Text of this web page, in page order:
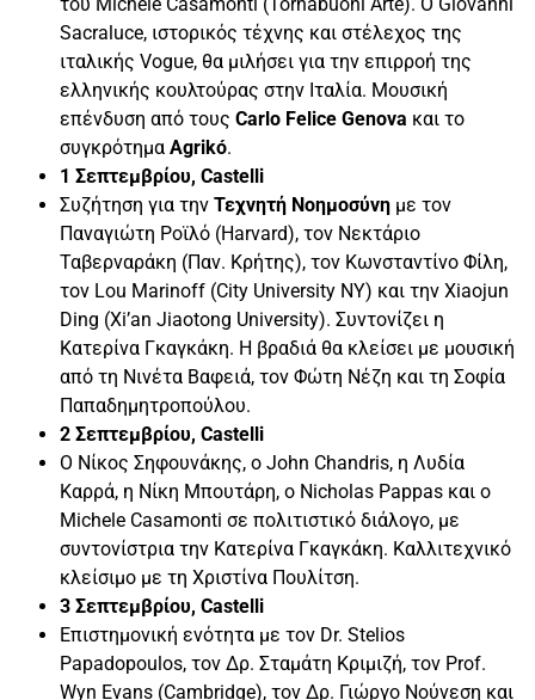
Sacraluce, ιστορικός τέχνης και στέλεχος της
ιταλικής Vogue, θα μιλήσει για την επιρροή της
ελληνικής κουλτούρας στην Ιταλία. Μουσική
επένδυση από τους Carlo Felice Genova και το
συγκρότημα Agrikó.
1 Σεπτεμβρίου, Castelli
Συζήτηση για την Τεχνητή Νοημοσύνη με τον
Παναγιώτη Ροϊλό (Harvard), τον Νεκτάριο
Ταβερναράκη (Παν. Κρήτης), τον Κωνσταντίνο Φίλη,
τον Lou Marinoff (City University NY) και την Xiaojun
Ding (Xi’an Jiaotong University). Συντονίζει η
Κατερίνα Γκαγκάκη. Η βραδιά θα κλείσει με μουσική
από τη Νινέτα Βαφειά, τον Φώτη Νέζη και τη Σοφία
Παπαδημητροπούλου.
2 Σεπτεμβρίου, Castelli
Ο Νίκος Σηφουνάκης, ο John Chandris, η Λυδία
Καρρά, η Νίκη Μπουτάρη, ο Nicholas Pappas και ο
Michele Casamonti σε πολιτιστικό διάλογο, με
συντονίστρια την Κατερίνα Γκαγκάκη. Καλλιτεχνικό
κλείσιμο με τη Χριστίνα Πουλίτση.
3 Σεπτεμβρίου, Castelli
Επιστημονική ενότητα με τον Dr. Stelios
Papadopoulos, τον Δρ. Σταμάτη Κριμιζή, τον Prof.
Wyn Evans (Cambridge), τον Δρ. Γιώργο Νούνεση και